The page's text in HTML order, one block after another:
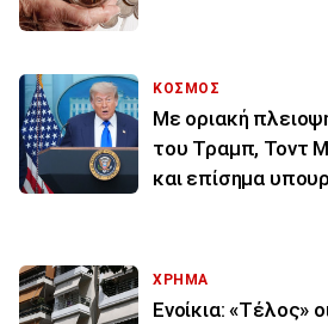
ΚΟΣΜΟΣ
Με οριακή
του Τραμπ, Τοντ
και επίσημα
ΧΡΗΜΑ
Ενοίκια: «Τέλος»